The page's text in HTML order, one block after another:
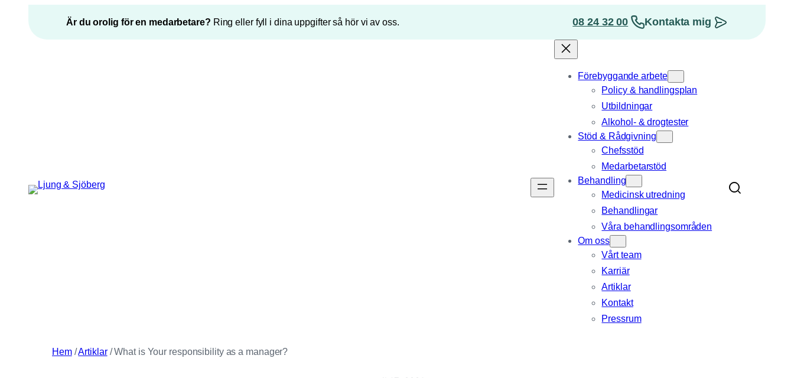
innehåll
Är du orolig för en medarbetare? Ring eller fyll i dina uppgifter så hör vi av oss. 08 24 32 00 Kontakta mig
”*” anger obligatoriska fält
Förebyggande arbete
Policy & handlingsplan
Utbildningar
Alkohol- & drogtester
Stöd & Rådgivning
Chefsstöd
Medarbetarstöd
Behandling
Medicinsk utredning
Behandlingar
Våra behandlings­områden
Om oss
Vårt team
Karriär
Artiklar
Kontakt
Pressrum
Hem/Artiklar/What is Your responsibility as a manager?